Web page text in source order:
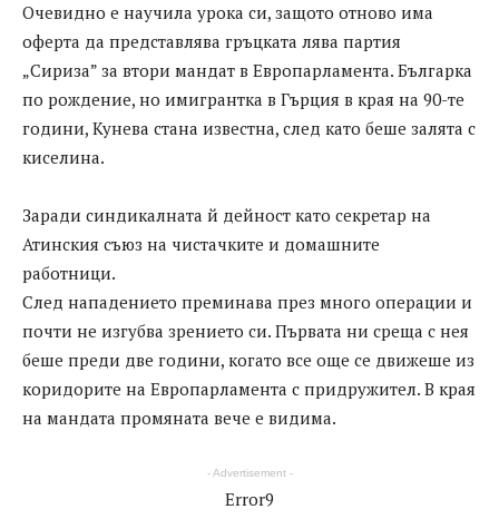
Очевидно е научила урока си, защото отново има
оферта да представлява гръцката лява партия
„Сириза” за втори мандат в Европарламента. Българка
по рождение, но имигрантка в Гърция в края на 90-те
години, Кунева стана известна, след като беше залята с
киселина.
Заради синдикалната й дейност като секретар на
Атинския съюз на чистачките и домашните
работници.
След нападението преминава през много операции и
почти не изгубва зрението си. Първата ни среща с нея
беше преди две години, когато все още се движеше из
коридорите на Европарламента с придружител. В края
на мандата промяната вече е видима.
- Advertisement -
Error9